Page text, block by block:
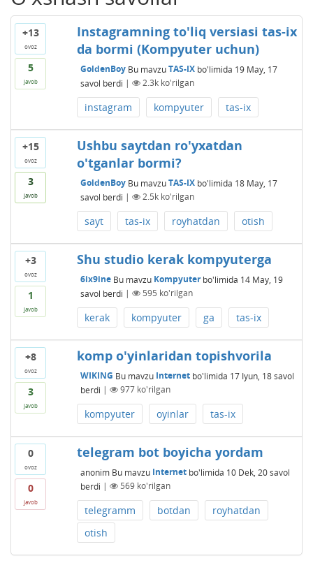
+13
ovoz
5
javob
Instagramning to'liq versiasi tas-ix
da bormi (Kompyuter uchun)
GoldenBoy Bu mavzuTAS-IXbo'limida 19 May, 17
savol berdi | 2.3kko'rilgan
instagram kompyuter tas-ix
+15
ovoz
3
javob
Ushbu saytdan ro'yxatdan
o'tganlar bormi?
GoldenBoy Bu mavzuTAS-IXbo'limida 18 May, 17
savol berdi | 2.5kko'rilgan
sayt tas-ix royhatdan otish
+3
ovoz
1
javob
Shu studio kerak kompyuterga
6ix9ine Bu mavzu Kompyuterbo'limida 14 May, 19
savol berdi | 595 ko'rilgan
kerak kompyuter ga tas-ix
+8
ovoz
3
javob
komp o'yinlaridan topishvorila
WIKING Bu mavzu Internetbo'limida 17 Iyun, 18 savol
berdi | 977ko'rilgan
kompyuter oyinlar tas-ix
0
ovoz
0
javob
telegram bot boyicha yordam
anonim Bu mavzu Internetbo'limida 10 Dek, 20 savol
berdi | 569ko'rilgan
telegramm botdan
royhatdan
otish